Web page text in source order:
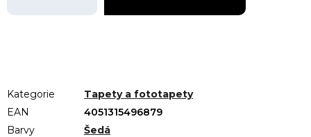
Kategorie
Tapety a fototapety
EAN
4051315496879
Barvy
Šedá